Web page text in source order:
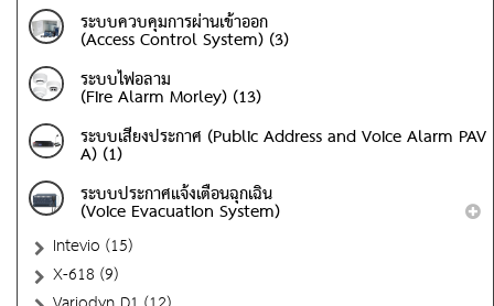
ระบบควบคุมการผ่านเข้าออก
(Access Control System) (3)
ระบบไฟอลาม
(Fire Alarm Morley) (13)
ระบบเสียงประกาศ (Public Address and Voice Alarm PAV
A) (1)
ระบบประกาศแจ้งเตือนฉุกเฉิน
(Voice Evacuation System)
Intevio (15)
X-618 (9)